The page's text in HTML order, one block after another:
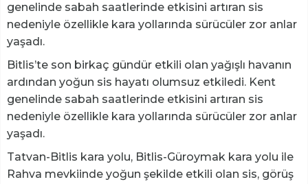
genelinde sabah saatlerinde etkisini artıran sis
nedeniyle özellikle kara yollarında sürücüler zor anlar
yaşadı.
Bitlis’te son birkaç gündür etkili olan yağışlı havanın
ardından yoğun sis hayatı olumsuz etkiledi. Kent
genelinde sabah saatlerinde etkisini artıran sis
nedeniyle özellikle kara yollarında sürücüler zor anlar
yaşadı.
Tatvan-Bitlis kara yolu, Bitlis-Güroymak kara yolu ile
Rahva mevkiinde yoğun şekilde etkili olan sis, görüş